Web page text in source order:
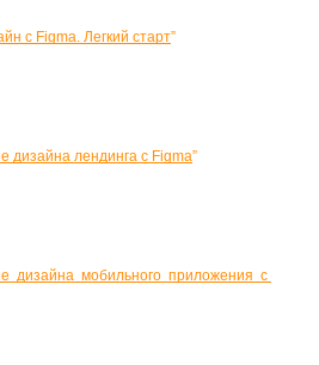
с Figma. Легкий старт”
дизайна лендинга с Figma”
дизайна мобильного приложения с